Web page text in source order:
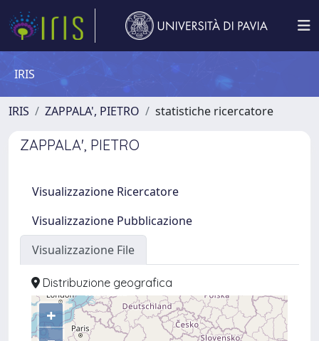
IRIS
IRIS ZAPPALA', PIETRO statistiche ricercatore
ZAPPALA', PIETRO
Visualizzazione Ricercatore
Visualizzazione Pubblicazione
Visualizzazione File
Distribuzione geografica
+